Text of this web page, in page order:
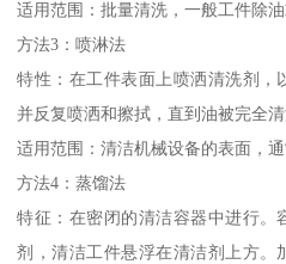
适用范围：批量清洗，一般工件除油
方法3：喷淋法
特性：在工件表面上喷洒清洗剂，
并反复喷洒和擦拭，直到油被完全清
适用范围：清洁机械设备的表面，通
方法4：蒸馏法
特征：在密闭的清洁容器中进行。
剂，清洁工件悬浮在清洁剂上方。